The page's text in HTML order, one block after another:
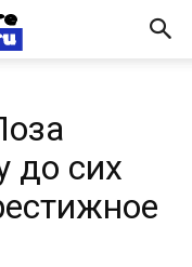
до сих